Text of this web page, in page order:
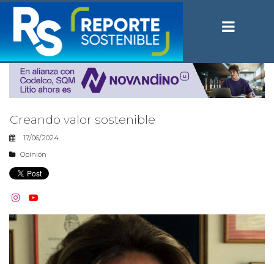
Creando valor sostenible
17/06/2024
Opinión
 